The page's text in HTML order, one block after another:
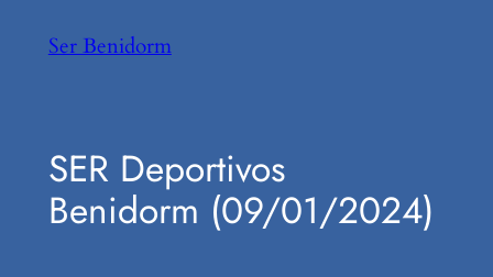
Ser Benidorm
SER Deportivos
Benidorm (09/01/2024)